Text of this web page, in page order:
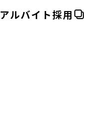
アルバイト採用